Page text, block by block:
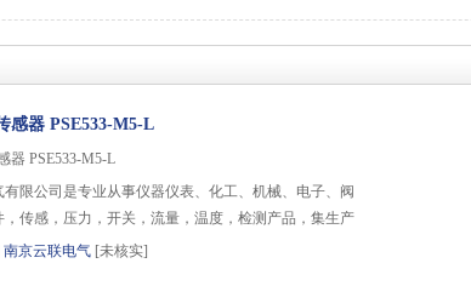
感器 PSE533-M5-L
器 PSE533-M5-L
有限公司是专业从事仪器仪表、化工、机械、电子、阀
，传感，压力，开关，流量，温度，检测产品，集生产
南京云联电气 [未核实]